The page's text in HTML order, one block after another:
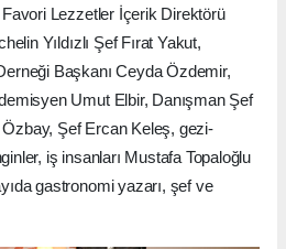
Lezzetler İçerik Direktörü
Yıldızlı Şef Fırat Yakut,
Başkanı Ceyda Özdemir,
Umut Elbir, Danışman Şef
Şef Ercan Keleş, gezi-
iş insanları Mustafa Topaloğlu
gastronomi yazarı, şef ve